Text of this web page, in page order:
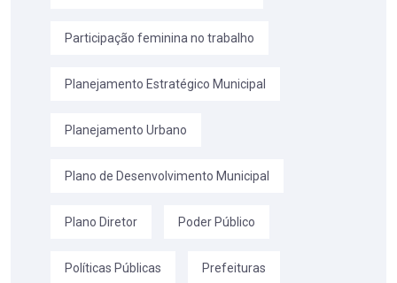
Participação feminina no trabalho
Planejamento Estratégico Municipal
Planejamento Urbano
Plano de Desenvolvimento Municipal
Plano Diretor Poder Público
Políticas Públicas Prefeituras